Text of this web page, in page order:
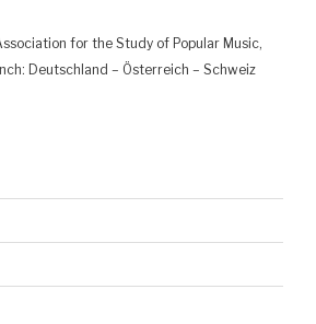
for the Study of Popular Music,
Deutschland – Österreich – Schweiz